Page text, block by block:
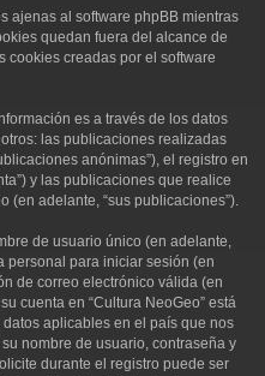
ajenas al software phpBB mientras
quedan fuera del alcance de
cookies creadas por el software
es a través de los datos
las publicaciones realizadas
anónimas”), el registro en
y las publicaciones que realice
(en adelante, “sus publicaciones”).
de usuario único (en adelante,
personal para iniciar sesión (en
de correo electrónico válida (en
cuenta en “Cultura NeoGeo” está
aplicables en el país que nos
nombre de usuario, contraseña y
durante el registro puede ser